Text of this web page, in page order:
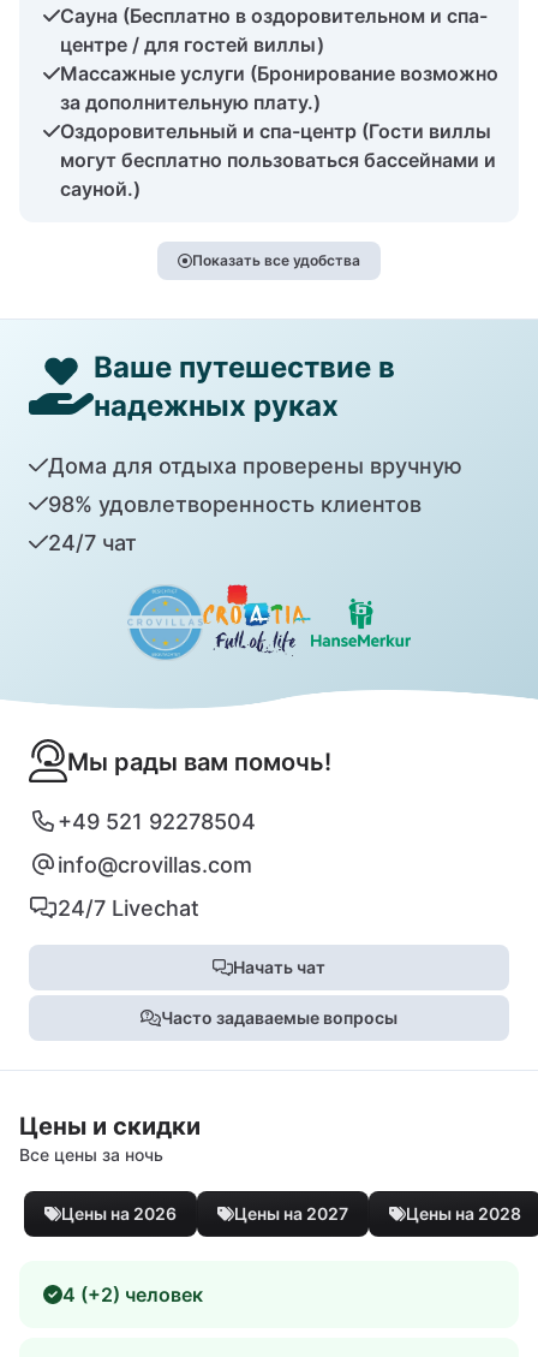
Сауна (Бесплатно в оздоровительном и спа-
центре / для гостей виллы)
Массажные услуги (Бронирование возможно
за дополнительную плату.)
Оздоровительный и спа-центр (Гости виллы
могут бесплатно пользоваться бассейнами и
сауной.)
Показать все удобства
Ваше путешествие в
надежных руках
Дома для отдыха проверены вручную
98% удовлетворенность клиентов
24/7 чат
Мы рады вам помочь!
+49 521 92278504
info@crovillas.com
24/7 Livechat
Начать чат
Часто задаваемые вопросы
Цены и скидки
Все цены за ночь
Цены на 2026 Цены на 2027 Цены на 2028
4 (+2) человек